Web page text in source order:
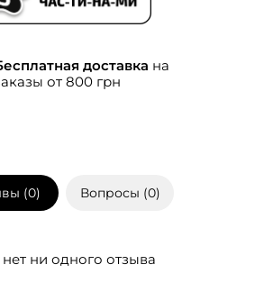
доставка на
от 800 грн
(0) Вопросы (0)
ни одного отзыва